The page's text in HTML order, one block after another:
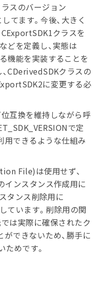
スのバージョン
てます。今後、大きく
クラスを
どを定義し、実態は
機能を実装することを
CDerivedSDKクラスの
に変更する必
互換を維持しながら呼
で定
用できるような仕組み
File)は使用せず、
インスタンス作成用に
タンス削除用に
ています。削除用の関
は実際に確保されたク
できないため、勝手に
めです。